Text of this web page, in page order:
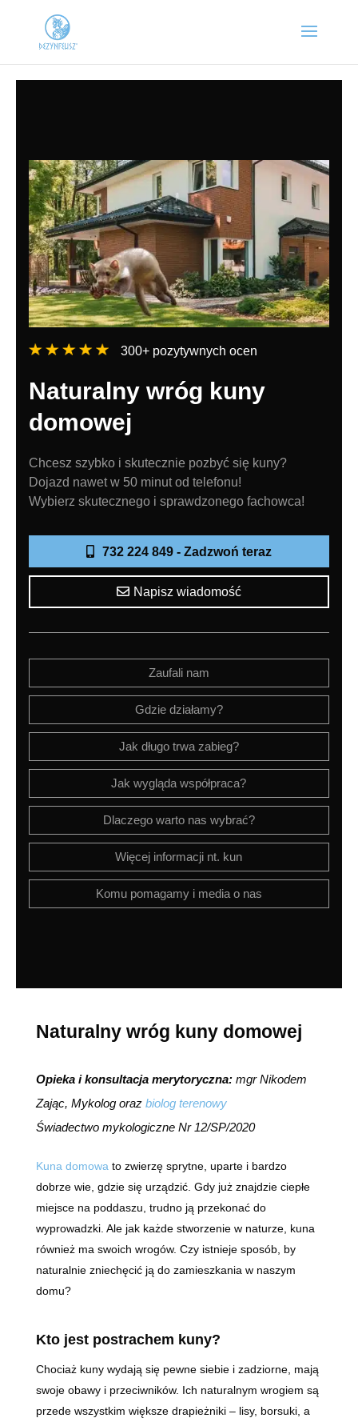
300+ pozytywnych ocen
Naturalny wróg kuny
domowej
Chcesz szybko i skutecznie pozbyć się kuny?
Dojazd nawet w 50 minut od telefonu!
Wybierz skutecznego i sprawdzonego fachowca!
732 224 849 - Zadzwoń teraz
Napisz wiadomość
Zaufali nam
Gdzie działamy?
Jak długo trwa zabieg?
Jak wygląda współpraca?
Dlaczego warto nas wybrać?
Więcej informacji nt. kun
Komu pomagamy i media o nas
Naturalny wróg kuny domowej
Opieka i konsultacja merytoryczna:mgr Nikodem
Zając, Mykolog oraz biolog terenowy
Świadectwo mykologiczne Nr 12/SP/2020
Kuna domowa to zwierzę sprytne, uparte i bardzo
dobrze wie, gdzie się urządzić. Gdy już znajdzie ciepłe
miejsce na poddaszu, trudno ją przekonać do
wyprowadzki. Ale jak każde stworzenie w naturze, kuna
również ma swoich wrogów. Czy istnieje sposób, by
naturalnie zniechęcić ją do zamieszkania w naszym
domu?
Kto jest postrachem kuny?
Chociaż kuny wydają się pewne siebie i zadziorne, mają
swoje obawy i przeciwników. Ich naturalnym wrogiem są
przede wszystkim większe drapieżniki – lisy, borsuki, a